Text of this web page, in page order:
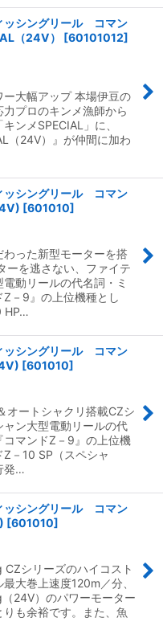
ッシングリール コマン
（24V）
[60101012]
大幅アップ 本場伊豆の
プロのキンメ漁師から
ンメSPECIAL」に、
（24V）』が仲間に加わ
ッシングリール コマン
[601010]
った新型モーターを搭
ーを逃さない、ファイテ
動リールの代名詞・ミ
－9』の上位機種とし
HP…
ッシングリール コマン
[601010]
オートシャクリ搭載CZシ
ャン大型電動リールの代
マンドZ－9』の上位機
－10 SP（スペシャ
発…
ッシングリール コマン
[601010]
シリーズのハイコスト
大巻上速度120m／分、
24V）のパワーモーター
も余裕です。また、魚